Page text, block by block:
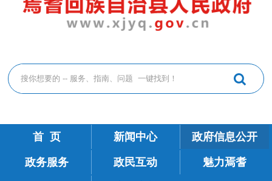
首 页 新闻中心 政府信息公开
政务服务 政民互动 魅力焉耆